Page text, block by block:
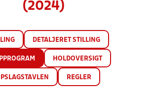
(2024)
DETALJERET STILLING
HOLDOVERSIGT
REGLER